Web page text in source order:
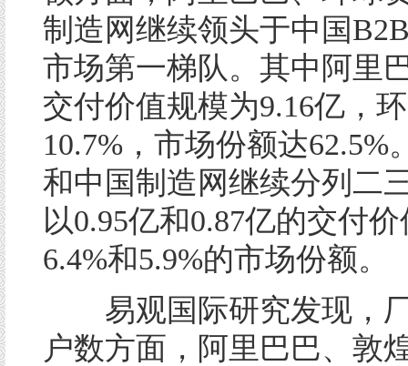
制造网继续领头于中国
市场第一梯队。其中阿里
交付价值规模为9.16亿，
10.7%，市场份额达62.5%
和中国制造网继续分列二
以0.95亿和0.87亿的交付
6.4%和5.9%的市场份额。
易观国际研究发现，
户数方面，阿里巴巴、敦